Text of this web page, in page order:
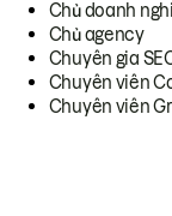
Chủ doanh
Chủ agency
Chuyên gia
Chuyên viên
Chuyên viên